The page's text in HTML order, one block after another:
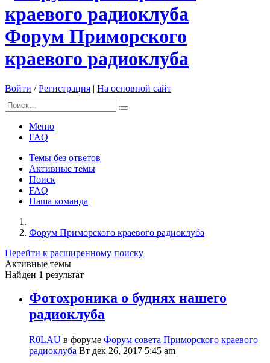
Форум Приморского
краевого радиоклуба
Войти /Регистрация | На основной сайт
Меню
FAQ
Темы без ответов
Активные темы
Поиск
FAQ
Наша команда
Форум Приморского краевого радиоклуба
Перейти к расширенному поиску
Активные темы
Найден 1 результат
Фотохроника о буднях нашего
радиоклуба
R0LAU в форуме Форум совета Приморского краевого
радиоклуба Вт дек 26, 2017 5:45 am